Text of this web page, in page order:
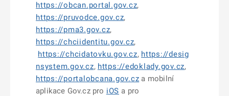
https://obcan.portal.gov.cz,
https://pruvodce.gov.cz,
https://pma3.gov.cz,
https://chciidentitu.gov.cz,
https://chcidatovku.gov.cz, https://desig
nsystem.gov.cz, https://edoklady.gov.cz,
https://portalobcana.gov.cz a mobilní
aplikace Gov.cz pro iOS a pro